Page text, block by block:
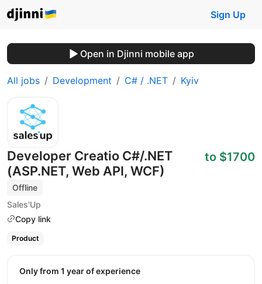
Sign Up
Open in Djinni mobile app
All jobs Development C# / .NET Kyiv
Developer Creatio C#/.NET
(ASP.NET, Web API, WCF)
Offline
Sales'Up
Copy link
to $1700
Product
Only from 1 year of experience